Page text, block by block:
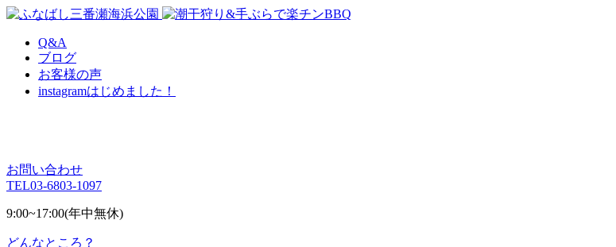
Q&A
ブログ
お客様の声
instagramはじめました！
お問い合わせ
TEL03-6803-1097
9:00~17:00(年中無休)
どんなところ？